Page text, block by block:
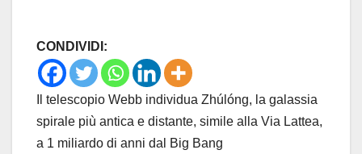
CONDIVIDI:
Il telescopio Webb individua Zhúlóng, la galassia
spirale più antica e distante, simile alla Via Lattea,
a 1 miliardo di anni dal Big Bang